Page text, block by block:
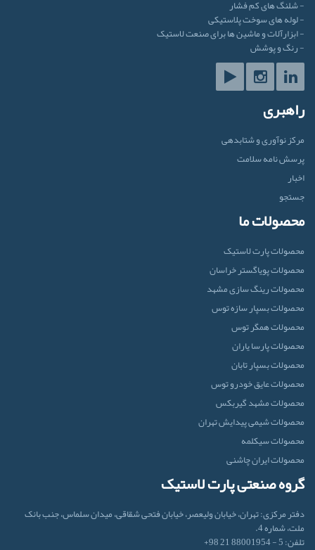
- شلنگ های کم فشار
- لوله های سوخت پلاستیکی
- ابزارآلات و ماشین ها برای صنعت لاستیک
- رنگ و پوشش
راهبری
مرکز نوآوری و شتابدهی
پرسش نامه سلامت
اخبار
جستجو
محصولات ما
محصولات پارت لاستیک
محصولات پویاگستر خراسان
محصولات رینگ سازی مشهد
محصولات بسپار سازه توس
محصولات همگر توس
محصولات پارسا یاران
محصولات بسپار تابان
محصولات عایق خودرو توس
محصولات مشهد گیربکس
محصولات شیمی پیدایش تهران
محصولات سیکلمه
محصولات ایران‌ چاشنی
گروه صنعتی پارت لاستیک
دفتر مرکزی: تهران، خیابان ولیعصر، خیابان فتحی شقاقی، میدان سلماس، جنب بانک
ملت، شماره 4.
تلفن: 5 - 88001954 21 98+